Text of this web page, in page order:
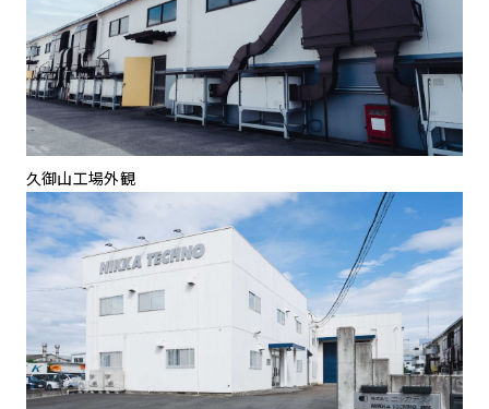
久御山工場外観